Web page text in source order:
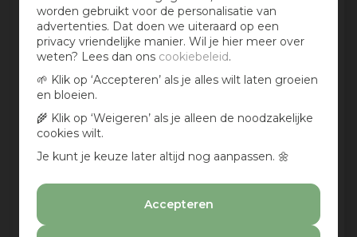
worden gebruikt voor de personalisatie van
advertenties. Dat doen we uiteraard op een
privacy vriendelijke manier. Wil je hier meer over
weten? Lees dan ons cookiebeleid.
🌱 Klik op ‘Accepteren’ als je alles wilt laten groeien
en bloeien.
🌾 Klik op ‘Weigeren’ als je alleen de noodzakelijke
cookies wilt.
Je kunt je keuze later altijd nog aanpassen. 🌼
Accepteren
Mijn ervaring in één zin: